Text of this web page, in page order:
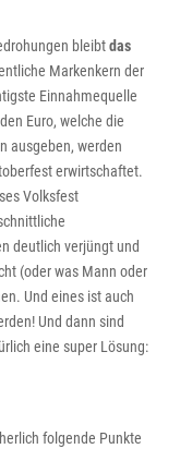
bleibtdas
Markenkern der
Einnahmequelle
Euro, welche die
ausgeben, werden
erwirtschaftet.
Volksfest
deutlich verjüngt und
(oder was Mann oder
Und eines ist auch
Und dann sind
eine super Lösung:
folgende Punkte